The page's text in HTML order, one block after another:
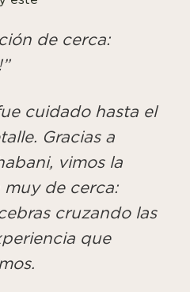
de cerca:
cuidado hasta el
Gracias a
vimos la
muy de cerca:
cruzando las
que